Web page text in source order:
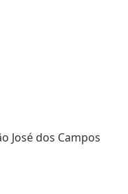
José dos Campos